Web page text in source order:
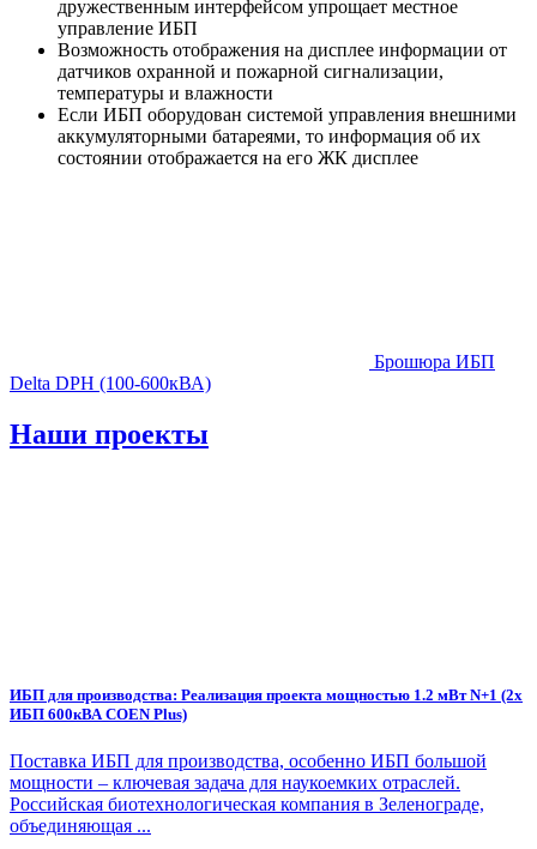
дружественным интерфейсом упрощает местное
управление ИБП
Возможность отображения на дисплее информации от
датчиков охранной и пожарной сигнализации,
температуры и влажности
Если ИБП оборудован системой управления внешними
аккумуляторными батареями, то информация об их
состоянии отображается на его ЖК дисплее
Брошюра ИБП
Delta DPH (100-600кВА)
Наши проекты
ИБП для производства: Реализация проекта мощностью 1.2 мВт N+1 (2х
ИБП 600кВА COEN Plus)
Поставка ИБП для производства, особенно ИБП большой
мощности – ключевая задача для наукоемких отраслей.
Российская биотехнологическая компания в Зеленограде,
объединяющая ...